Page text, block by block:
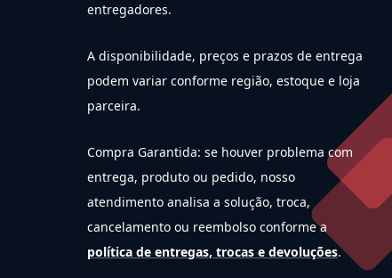
entregadores.
A disponibilidade, preços e prazos de entrega
podem variar conforme região, estoque e loja
parceira.
Compra Garantida: se houver problema com
entrega, produto ou pedido, nosso
atendimento analisa a solução, troca,
cancelamento ou reembolso conforme a
política de entregas, trocas e devoluções.